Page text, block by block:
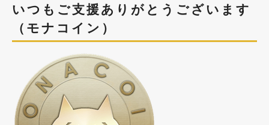
いつもご支援ありがとうございます
（モナコイン）